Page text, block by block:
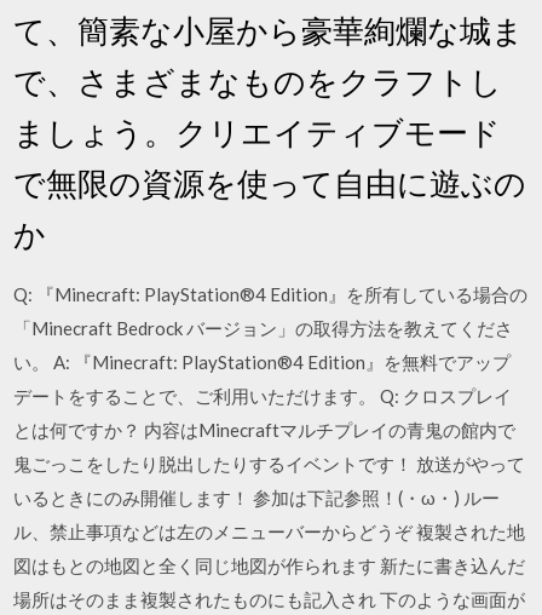
て、簡素な小屋から豪華絢爛な城ま
で、さまざまなものをクラフトし
ましょう。クリエイティブモード
で無限の資源を使って自由に遊ぶの
か
Q: 『Minecraft: PlayStation®4 Edition』を所有している場合の
「Minecraft Bedrock バージョン」の取得方法を教えてくださ
い。 A: 『Minecraft: PlayStation®4 Edition』を無料でアップ
デートをすることで、ご利用いただけます。 Q: クロスプレイ
とは何ですか？ 内容はMinecraftマルチプレイの青鬼の館内で
鬼ごっこをしたり脱出したりするイベントです！ 放送がやって
いるときにのみ開催します！ 参加は下記参照！(・ω・) ルー
ル、禁止事項などは左のメニューバーからどうぞ 複製された地
図はもとの地図と全く同じ地図が作られます 新たに書き込んだ
場所はそのまま複製されたものにも記入され 下のような画面が